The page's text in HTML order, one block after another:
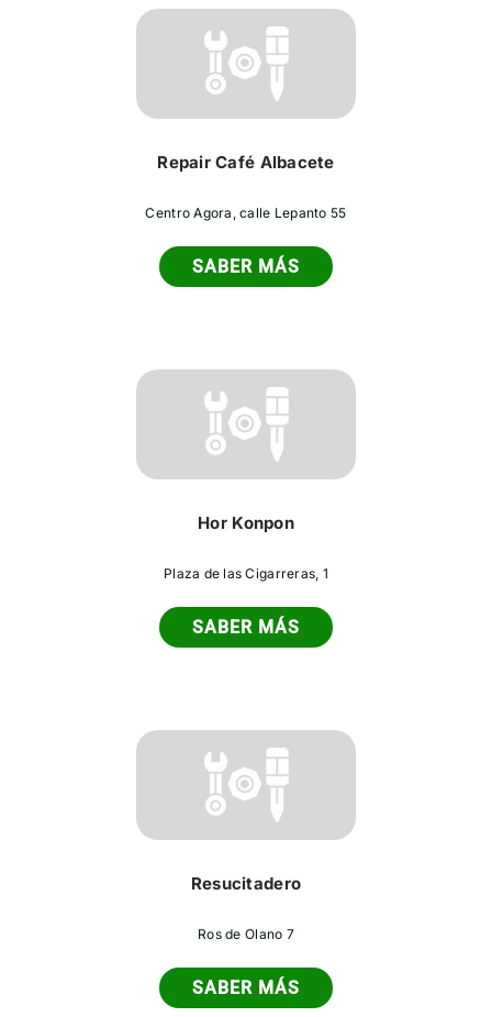
Repair Café Albacete
Centro Agora, calle Lepanto 55
SABER MÁS
Hor Konpon
Plaza de las Cigarreras, 1
SABER MÁS
Resucitadero
Ros de Olano 7
SABER MÁS